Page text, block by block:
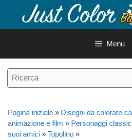
contenuto
Menu
Pagina iniziale » Disegni da colorare
animazione e film » Personaggi
suoi amici » Topolino »